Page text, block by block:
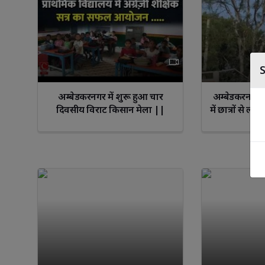
अम्बेडकरनगर में शुरू हुआ चार
दिवसीय विराट किसान मेला ||
अम्बेडकरनगर
में छात्रों से